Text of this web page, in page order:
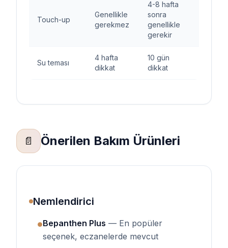
Touch-up
Genellikle
gerekmez
4-8 hafta
sonra
genellikle
gerekir
Su teması
4 hafta
dikkat
10 gün
dikkat
📄 Önerilen Bakım Ürünleri
Nemlendirici
●Bepanthen Plus — En popüler
seçenek, eczanelerde mevcut